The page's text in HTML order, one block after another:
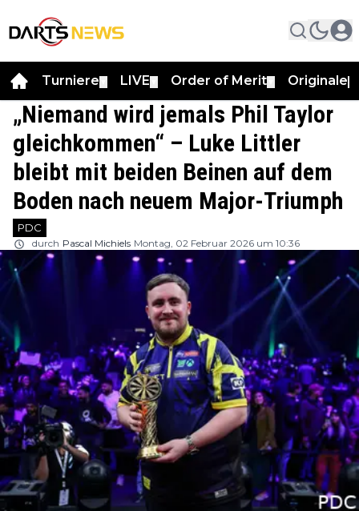
Turniere LIVE Order of Merit Originale
„Niemand wird jemals Phil Taylor
gleichkommen“ – Luke Littler
bleibt mit beiden Beinen auf dem
Boden nach neuem Major-Triumph
PDC
durch Pascal Michiels Montag, 02 Februar 2026 um 10:36